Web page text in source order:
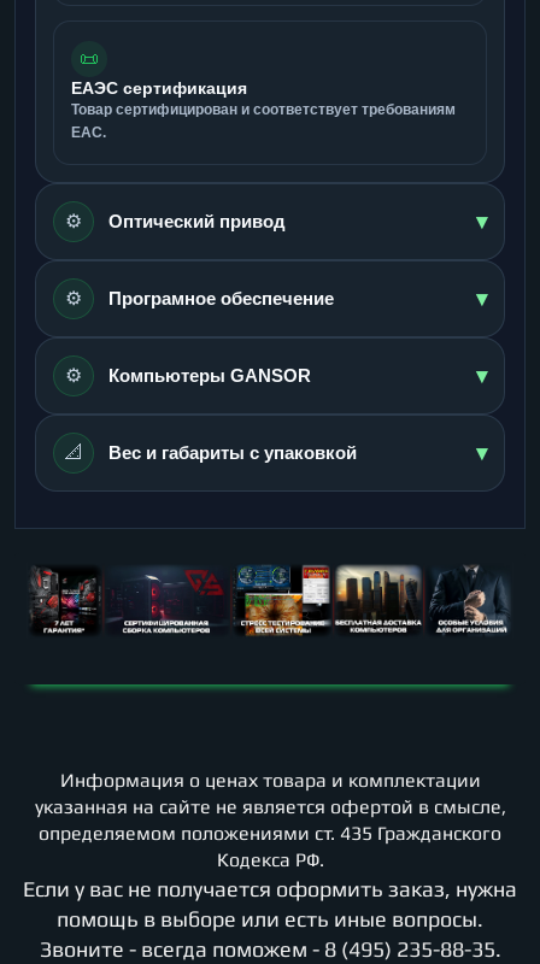
📜
ЕАЭС сертификация
Товар сертифицирован и соответствует требованиям
ЕАС.
⚙️ Оптический привод ▾
⚙️ Програмное обеспечение ▾
⚙️ Компьютеры GANSOR ▾
📐 Вес и габариты с упаковкой ▾
Информация о ценах товара и комплектации
указанная на сайте не является офертой в смысле,
определяемом положениями ст. 435 Гражданского
Кодекса РФ.
Если у вас не получается оформить заказ, нужна
помощь в выборе или есть иные вопросы.
Звоните - всегда поможем - 8 (495) 235-88-35.